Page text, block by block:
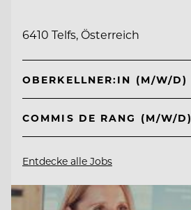
6410 Telfs, Österreich
OBERKELLNER:IN (M/W/D)
COMMIS DE RANG (M/W/D)
Entdecke alle Jobs